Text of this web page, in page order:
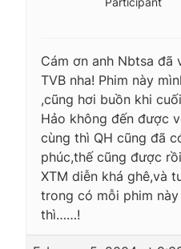
Cám ơn anh Nbtsa đã
TVB nha! Phim này
,cũng hơi buồn khi
Hảo không đến được
cùng thì QH cũng đã
phúc,thế cũng được rồi
XTM diễn khá ghê,và
trong có mỗi phim
thì……!